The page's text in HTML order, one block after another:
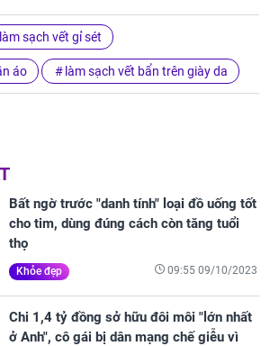
sạch vết gỉ sét
áo làm sạch vết bẩn trên giày da
Bất ngờ trước "danh tính" loại đồ uống tốt
cho tim, dùng đúng cách còn tăng tuổi
thọ
Khỏe đẹp 09:55 09/10/2023
Chi 1,4 tỷ đồng sở hữu đôi môi "lớn nhất
ở Anh", cô gái bị dân mạng chế giễu vì